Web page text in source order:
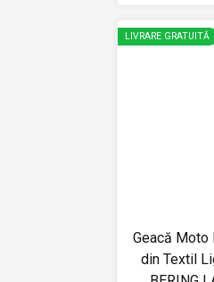
LIVRARE GRATUITĂ
Geacă Moto
din Textil